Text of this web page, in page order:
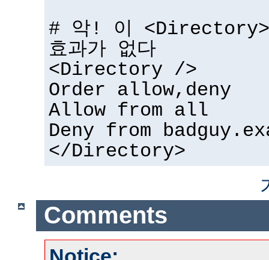
# 악! 이 <Directory>
효과가 없다
<Directory />
Order allow,deny
Allow from all
Deny from
</Directory>
Comments